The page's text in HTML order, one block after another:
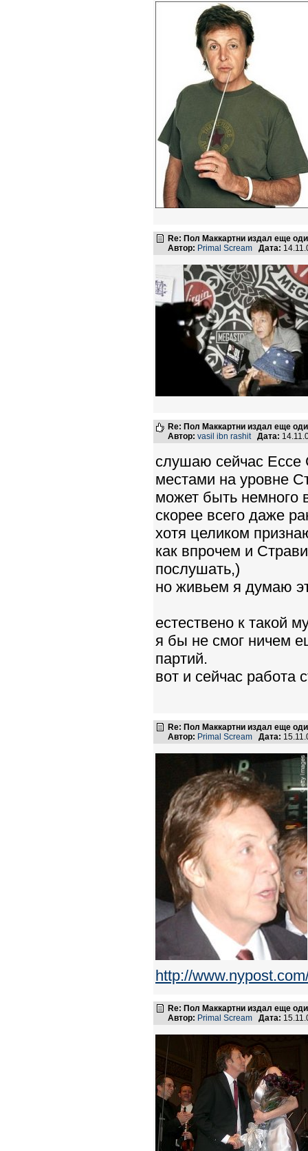
Re: Пол Маккартни издал еще
Автор: Primal Scream Дата:
Re: Пол Маккартни издал еще
Автор: vasil ibn rashit Дата:
слушаю сейчас Ecce
местами на уровне
может быть немного
скорее всего даже
хотя целиком
как впрочем и
послушать,)
но живьем я думаю
естествено к такой
я бы не смог ничем
партий.
вот и сейчас работа
Re: Пол Маккартни издал еще
Автор: Primal Scream Дата:
http://
Re: Пол Маккартни издал еще
Автор: Primal Scream Дата: